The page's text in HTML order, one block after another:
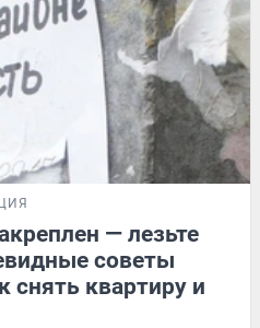
— лезьте
советы
снять квартиру и